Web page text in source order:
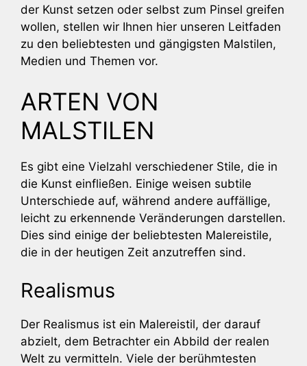
der Kunst setzen oder selbst zum Pinsel greifen
wollen, stellen wir Ihnen hier unseren Leitfaden
zu den beliebtesten und gängigsten Malstilen,
Medien und Themen vor.
ARTEN VON
MALSTILEN
Es gibt eine Vielzahl verschiedener Stile, die in
die Kunst einfließen. Einige weisen subtile
Unterschiede auf, während andere auffällige,
leicht zu erkennende Veränderungen darstellen.
Dies sind einige der beliebtesten Malereistile,
die in der heutigen Zeit anzutreffen sind.
Realismus
Der Realismus ist ein Malereistil, der darauf
abzielt, dem Betrachter ein Abbild der realen
Welt zu vermitteln. Viele der berühmtesten